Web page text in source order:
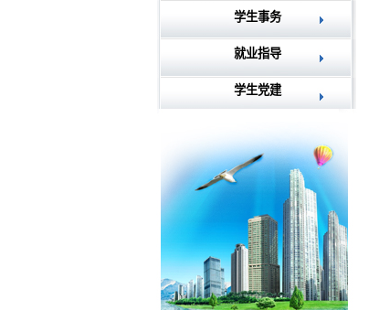
学生事务
就业指导
学生党建